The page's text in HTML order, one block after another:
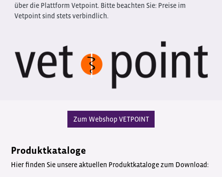
über die Plattform Vetpoint. Bitte beachten Sie: Preise im
Vetpoint sind stets verbindlich.
Zum Webshop VETPOINT
Produktkataloge
Hier finden Sie unsere aktuellen Produktkataloge zum Download: